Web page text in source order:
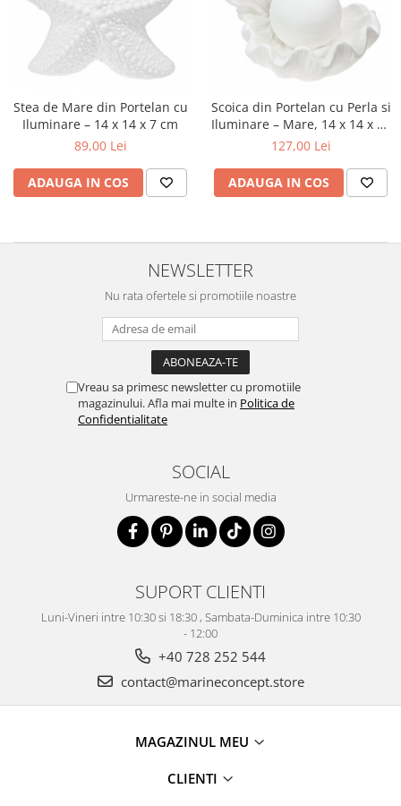
Stea de Mare din Portelan cu
Iluminare – 14 x 14 x 7 cm
89,00 Lei
ADAUGA IN COS
Scoica din Portelan cu Perla si
Iluminare – Mare, 14 x 14 x 13
cm
127,00 Lei
ADAUGA IN COS
NEWSLETTER
Nu rata ofertele si promotiile noastre
Vreau sa primesc newsletter cu promotiile
magazinului. Afla mai multe in Politica de
Confidentialitate
SOCIAL
Urmareste-ne in social media
SUPORT CLIENTI
Luni-Vineri intre 10:30 si 18:30 , Sambata-Duminica intre 10:30
- 12:00
+40 728 252 544
contact@marineconcept.store
MAGAZINUL MEU
CLIENTI